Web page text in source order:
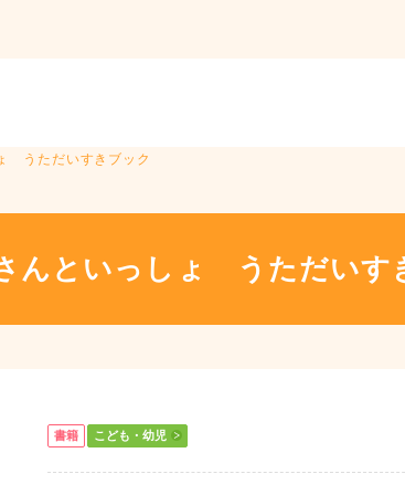
うただいすきブック
んといっしょ うただいす
書籍 こども・幼児